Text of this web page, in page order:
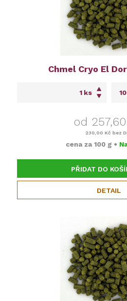
Chmel Cryo El
ks
od
230,00 Kč bez
cena za 100 g •
PŘIDAT DO
DETAIL